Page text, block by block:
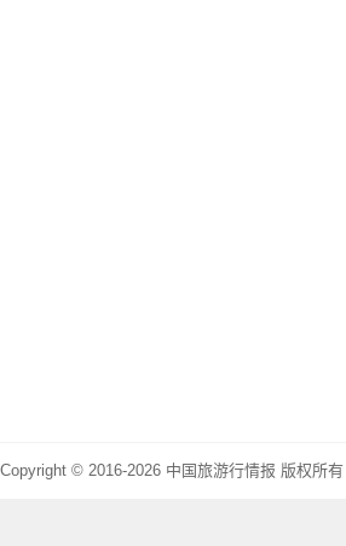
Copyright © 2016-2026 中国旅游行情报 版权所有